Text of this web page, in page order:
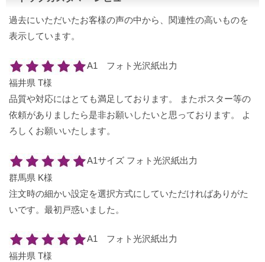
過去にいただいたお客様の声の中から、関連性の高いものを
表示しています。
A1 フォト光沢紙出力
福井県 T様
品質や対応にはとても満足しております。 またポスター等の
依頼がありましたら是非お願いしたいと思っております。 よ
ろしくお願いいたします。
A1サイズ フォト光沢紙出力
群馬県 K様
注文時の細かい設定を選択方式にしていただければありがた
いです。最初戸惑いました。
A1 フォト光沢紙出力
福井県 T様